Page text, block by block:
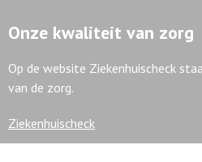
Onze kwaliteit van zorg
Op de website Ziekenhuischeck
van de zorg.
Ziekenhuischeck